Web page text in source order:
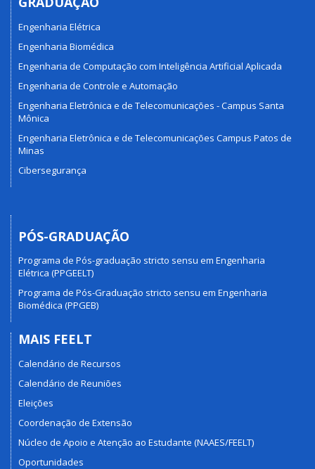
Engenharia Elétrica
Engenharia Biomédica
Engenharia de Computação com Inteligência Artificial Aplicada
Engenharia de Controle e Automação
Engenharia Eletrônica e de Telecomunicações - Campus Santa
Mônica
Engenharia Eletrônica e de Telecomunicações Campus Patos de
Minas
Cibersegurança
PÓS-GRADUAÇÃO
Programa de Pós-graduação stricto sensu em Engenharia
Elétrica (PPGEELT)
Programa de Pós-Graduação stricto sensu em Engenharia
Biomédica (PPGEB)
MAIS FEELT
Calendário de Recursos
Calendário de Reuniões
Eleições
Coordenação de Extensão
Núcleo de Apoio e Atenção ao Estudante (NAAES/FEELT)
Oportunidades